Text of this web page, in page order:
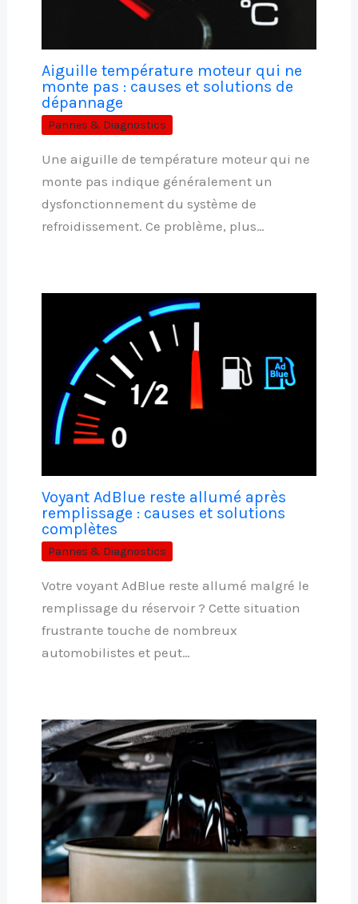
Aiguille température moteur qui ne
monte pas : causes et solutions de
dépannage
Pannes & Diagnostics
Une aiguille de température moteur qui ne
monte pas indique généralement un
dysfonctionnement du système de
refroidissement. Ce problème, plus…
Voyant AdBlue reste allumé après
remplissage : causes et solutions
complètes
Pannes & Diagnostics
Votre voyant AdBlue reste allumé malgré le
remplissage du réservoir ? Cette situation
frustrante touche de nombreux
automobilistes et peut…